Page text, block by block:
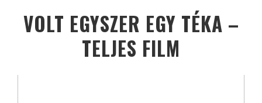
VOLT EGYSZER EGY TÉKA –
TELJES FILM